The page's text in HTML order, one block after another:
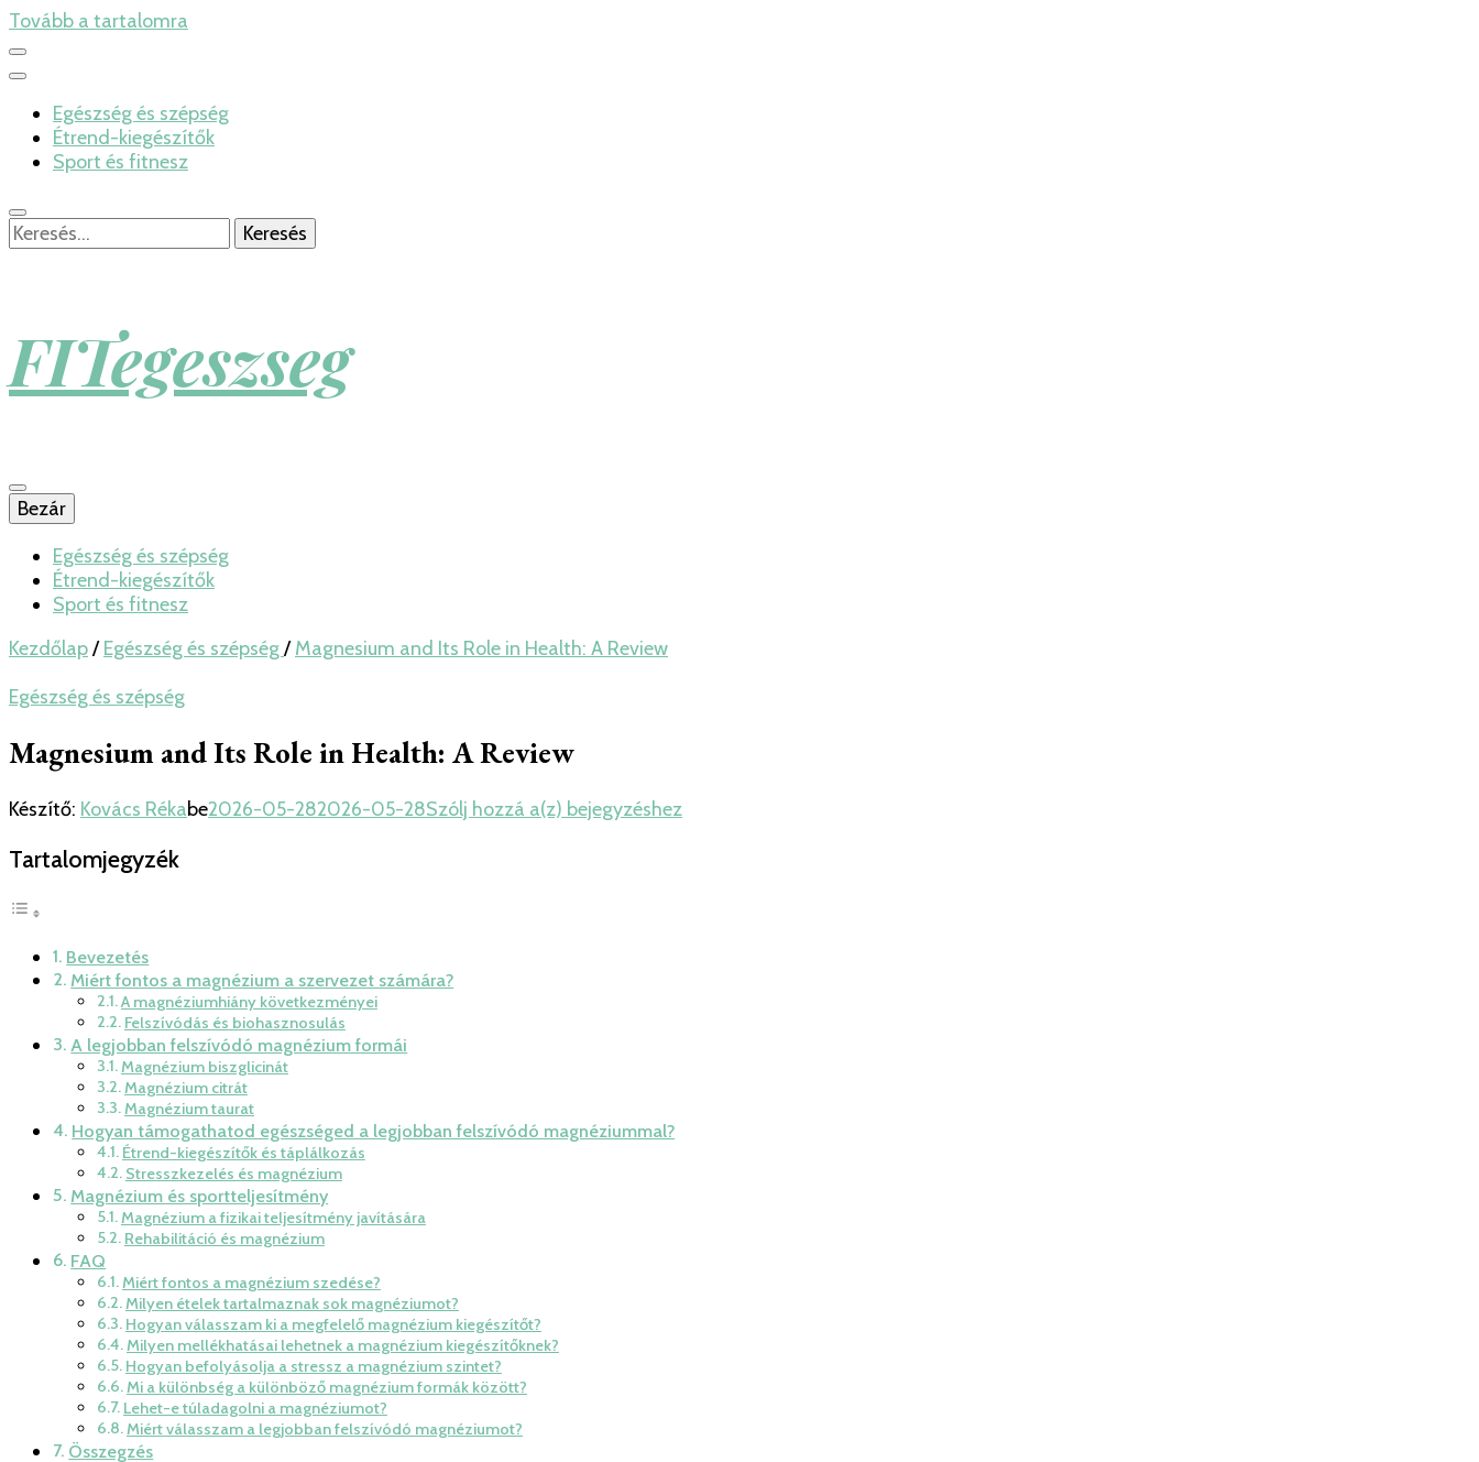
Tovább a tartalomra
Egészség és szépség
Étrend-kiegészítők
Sport és fitnesz
Keresés:
FITegeszseg
Bezár
Egészség és szépség
Étrend-kiegészítők
Sport és fitnesz
Kezdőlap/ Egészség és szépség/ Magnesium and Its Role in Health: A Review
Egészség és szépség
Magnesium and Its Role in Health: A Review
Készítő: Kovács Rékabe2026-05-282026-05-28Szólj hozzá a(z) Magnesium
bejegyzéshez
Tartalomjegyzék
Bevezetés
Miért fontos a magnézium a szervezet számára?
A magnéziumhiány következményei
Felszívódás és biohasznosulás
A legjobban felszívódó magnézium formái
Magnézium biszglicinát
Magnézium citrát
Magnézium taurat
Hogyan támogathatod egészséged a legjobban felszívódó magnéziummal?
Étrend-kiegészítők és táplálkozás
Stresszkezelés és magnézium
Magnézium és sportteljesítmény
Magnézium a fizikai teljesítmény javítására
Rehabilitáció és magnézium
FAQ
Miért fontos a magnézium szedése?
Milyen ételek tartalmaznak sok magnéziumot?
Hogyan válasszam ki a megfelelő magnézium kiegészítőt?
Milyen mellékhatásai lehetnek a magnézium kiegészítőknek?
Hogyan befolyásolja a stressz a magnézium szintet?
Mi a különbség a különböző magnézium formák között?
Lehet-e túladagolni a magnéziumot?
Miért válasszam a legjobban felszívódó magnéziumot?
Összegzés